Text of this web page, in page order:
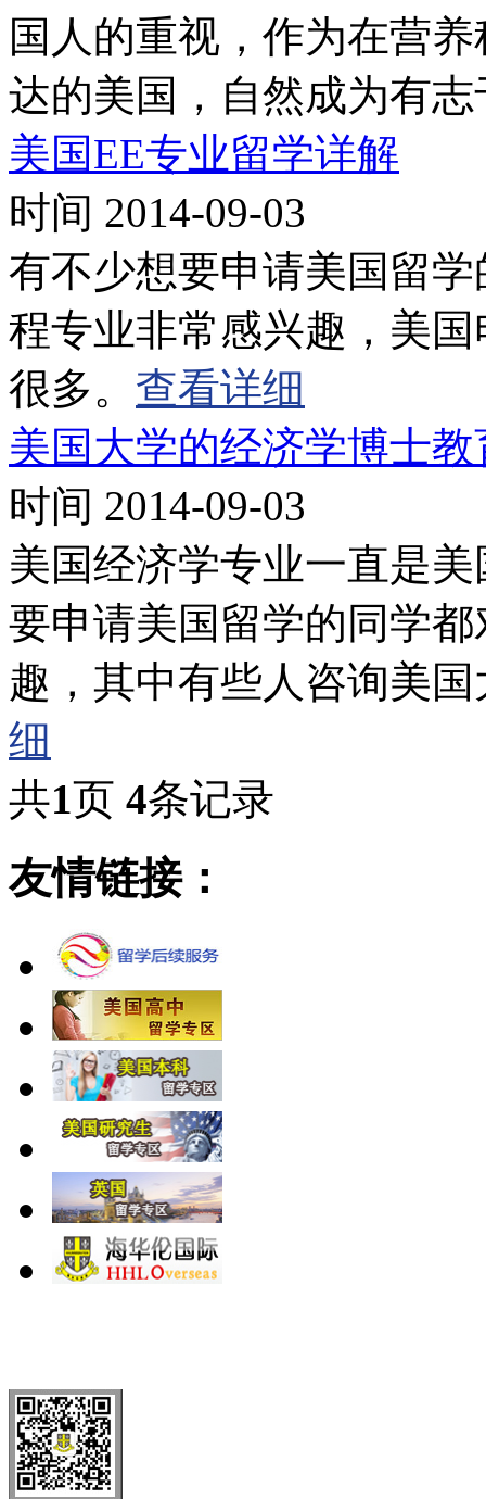
国人的重视，作为在营
达的美国，自然成为有
美国EE专业留学详解
时间 2014-09-03
有不少想要申请美国留
程专业非常感兴趣，美
很多。 查看详细
美国大学的经济学博士教
时间 2014-09-03
美国经济学专业一直是
要申请美国留学的同学
趣，其中有些人咨询美
细
共1页 4条记录
友情链接：